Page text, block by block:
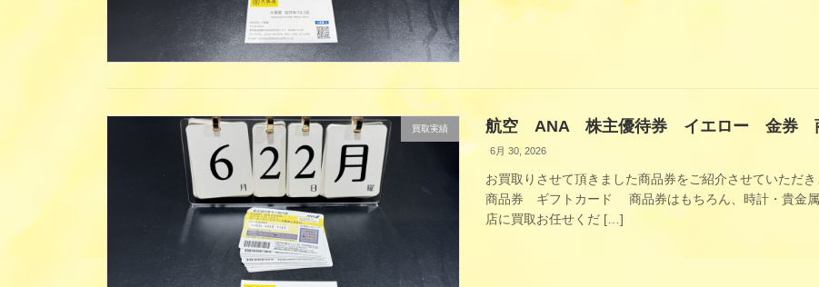
買取実績 航空 ANA 株主優待券 イエロー 金券
6月 30, 2026
お買取りさせて頂きました商品券をご紹介させてい
商品券 ギフトカード 商品券はもちろん、時計・貴金属
店に買取お任せくだ […]